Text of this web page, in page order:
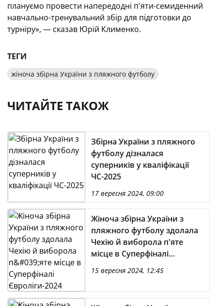
плануємо провести напередодні п'яти-семиденний
навчально-тренувальний збір для підготовки до
турніру», — сказав Юрій Клименко.
ТЕГИ
жіноча збірна України з пляжного футболу
ЧИТАЙТЕ ТАКОЖ
Збірна України з пляжного
футболу дізналася
суперників у кваліфікації
ЧС-2025
17 вересня 2024, 09:00
Жіноча збірна України з
пляжного футболу здолала
Чехію й виборола п'яте
місце в Суперфіналі
15 вересня 2024, 12:45